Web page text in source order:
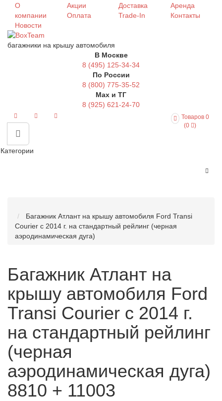
О
компании
Новости
Акции
Оплата
Доставка
Trade-In
Аренда
Контакты
багажники на крышу автомобиля
В Москве
8 (495) 125-34-34
По России
8 (800) 775-35-52
Max и ТГ
8 (925) 621-24-70
Товаров 0
(0
)
Категории
Багажник Атлант на крышу автомобиля Ford Transi
Courier с 2014 г. на стандартный рейлинг (черная
аэродинамическая дуга)
Багажник Атлант на
крышу автомобиля Ford
Transi Courier с 2014 г.
на стандартный рейлинг
(черная
аэродинамическая дуга)
8810 + 11003